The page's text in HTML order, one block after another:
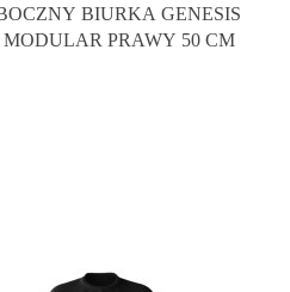
BIURKA GENESIS
PRAWY 50 CM